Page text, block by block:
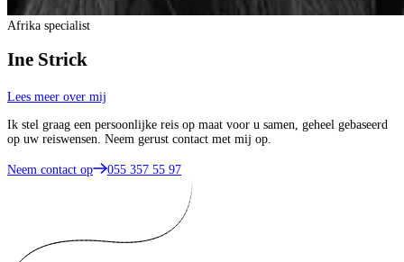
Afrika specialist
Ine Strick
Lees meer over mij
Ik stel graag een persoonlijke reis op maat voor u samen, geheel gebaseerd
op uw reiswensen. Neem gerust contact met mij op.
Neem contact op 055 357 55 97